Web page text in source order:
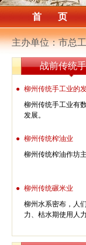
首 页
主办单位：市总
战前传统
● 柳州传统手工业的
柳州传统手工业有
发展。
● 柳州传统榨油业
柳州传统榨油作坊
● 柳州传统碾米业
柳州水系密布，人
力、枯水期使用人